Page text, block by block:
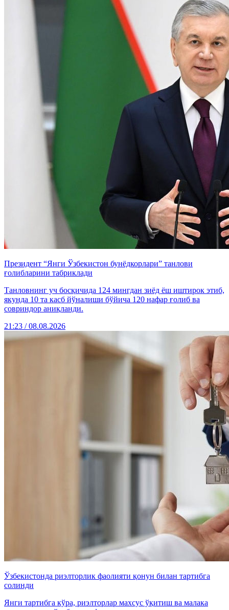
Президент “Янги Ўзбекистон бунёдкорлари” танлови
ғолибларини табриклади
Танловнинг уч босқичида 124 мингдан зиёд ёш иштирок этиб,
якунда 10 та касб йўналиши бўйича 120 нафар ғолиб ва
совриндор аниқланди.
21:23 / 08.08.2026
Ўзбекистонда риэлторлик фаолияти қонун билан тартибга
солинди
Янги тартибга кўра, риэлторлар махсус ўқитиш ва малака